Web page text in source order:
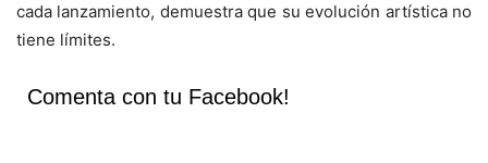
cada lanzamiento, demuestra que su evolución artística no
tiene límites.
Comenta con tu Facebook!